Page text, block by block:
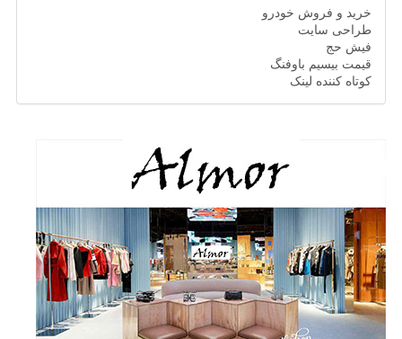
خرید و فروش خودرو
طراحی سایت
فیش حج
قیمت بیسیم باوفنگ
کوتاه کننده لینک